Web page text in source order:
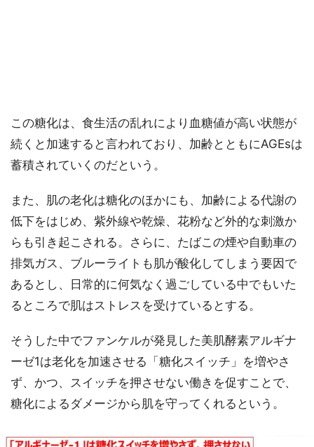
この糖化は、食生活の乱れにより血糖値が高い状態が
続くと加速すると言われており、加齢とともにAGEsは
蓄積されていくのだという。
また、肌の老化は糖化のほかにも、加齢による代謝の
低下をはじめ、紫外線や乾燥、花粉など外的な刺激か
らも引き起こされる。さらに、たばこの煙や自動車の
排気ガス、ブルーライトも肌が酸化してしまう要因で
あるとし、日常的に何気なく過ごしている中でもいた
るところで肌はストレスを受けているとする。
そうした中でファンケルが発見した美肌酵素アルギナ
ーゼ1は老化を加速させる「糖化スイッチ」を増やさ
ず、かつ、スイッチを押させない働きを促すことで、
糖化によるダメージから肌を守ってくれるという。